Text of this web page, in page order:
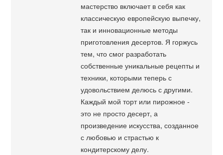
мастерство включает в себя как
классическую европейскую выпечку,
так и инновационные методы
приготовления десертов. Я горжусь
тем, что смог разработать
собственные уникальные рецепты и
техники, которыми теперь с
удовольствием делюсь с другими.
Каждый мой торт или пирожное -
это не просто десерт, а
произведение искусства, созданное
с любовью и страстью к
кондитерскому делу.